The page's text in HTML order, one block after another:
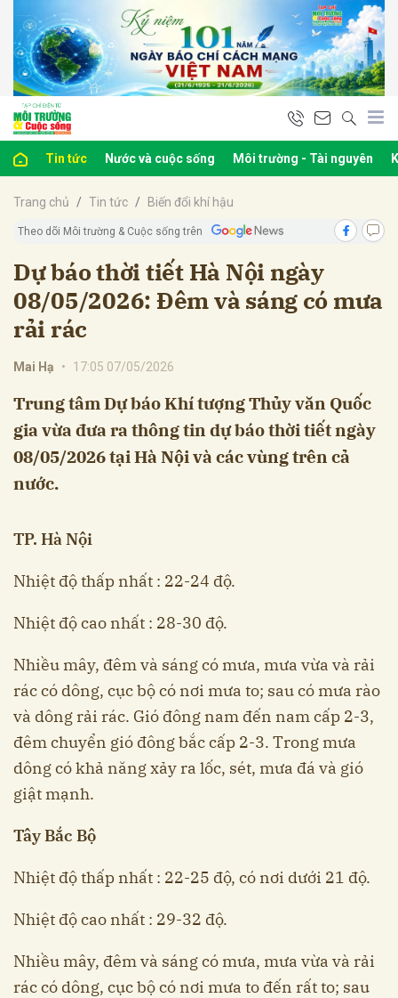
Tin tức Nước và cuộc sống Môi trường - Tài nguyên
Trang chủ Tin tức Biến đổi khí hậu
Theo dõi Môi trường & Cuộc sống trên
Dự báo thời tiết Hà Nội ngày
08/05/2026: Đêm và sáng có mưa
rải rác
Mai Hạ • 17:05 07/05/2026
Trung tâm Dự báo Khí tượng Thủy văn Quốc
gia vừa đưa ra thông tin dự báo thời tiết ngày
08/05/2026 tại Hà Nội và các vùng trên cả
nước.
TP. Hà Nội
Nhiệt độ thấp nhất : 22-24 độ.
Nhiệt độ cao nhất : 28-30 độ.
Nhiều mây, đêm và sáng có mưa, mưa vừa và rải
rác có dông, cục bộ có nơi mưa to; sau có mưa rào
và dông rải rác. Gió đông nam đến nam cấp 2-3,
đêm chuyển gió đông bắc cấp 2-3. Trong mưa
dông có khả năng xảy ra lốc, sét, mưa đá và gió
giật mạnh.
Tây Bắc Bộ
Nhiệt độ thấp nhất : 22-25 độ, có nơi dưới 21 độ.
Nhiệt độ cao nhất : 29-32 độ.
Nhiều mây, đêm và sáng có mưa, mưa vừa và rải
rác có dông, cục bộ có nơi mưa to đến rất to; sau
luận
Hủy